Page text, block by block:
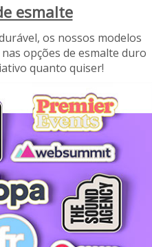
esmalte
os nossos modelos
opções de esmalte duro
quanto quiser!